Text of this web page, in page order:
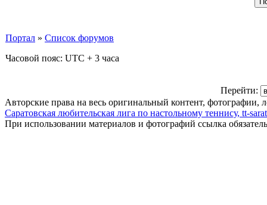
Портал » Список форумов
Часовой пояс: UTC + 3 часа
Перейти:
Авторские права на весь оригинальный контент, фотографии,
Саратовская любительская лига по настольному теннису, tt-
При использовании материалов и фотографий ссылка